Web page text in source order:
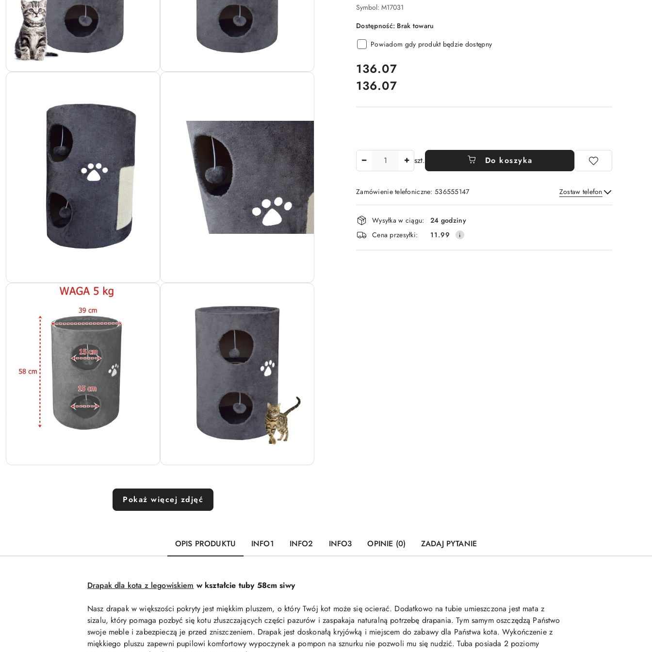
Pokaż więcej zdjęć
Symbol: M17031
Dostępność: Brak towaru
Powiadom gdy produkt będzie dostępny
cena:
136.07
Cena:
136.07
szt. Do koszyka
Zamówienie telefoniczne: 536555147 Zostaw telefon
Wyślij
Dostępność
i
dostawa
Wysyłka w ciągu:
24 godziny
Cena przesyłki:
11.99
OPIS PRODUKTU INFO1 INFO2 INFO3 OPINIE (0) ZADAJ PYTANIE
Drapak dla kota z legowiskiem w kształcie tuby 58cm siwy
Nasz drapak w większości pokryty jest miękkim pluszem, o który Twój kot może się ocierać. Dodatkowo na tubie umieszczona jest mata z
sizalu, który pomaga pozbyć się kotu złuszczających części pazurów i zaspakaja naturalną potrzebę drapania. Tym samym oszczędzą Państwo
swoje meble i zabezpieczą je przed zniszczeniem. Drapak jest doskonałą kryjówką i miejscem do zabawy dla Państwa kota. Wykończenie z
miękkiego pluszu zapewni pupilowi komfortowy wypoczynek a pompon na sznurku nie pozwoli mu się nudzić. Tuba posiada 2 poziomy